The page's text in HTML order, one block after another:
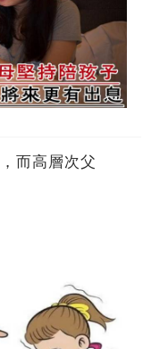
而高層次父